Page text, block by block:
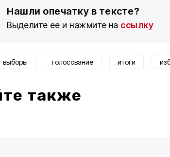
Нашли опечатку в тексте?
Выделите ее и нажмите на ссылку
выборы голосование итоги
также